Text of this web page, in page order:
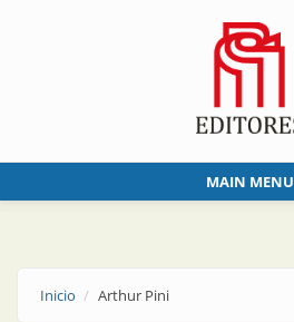
MAIN MENU
Inicio Arthur Pini